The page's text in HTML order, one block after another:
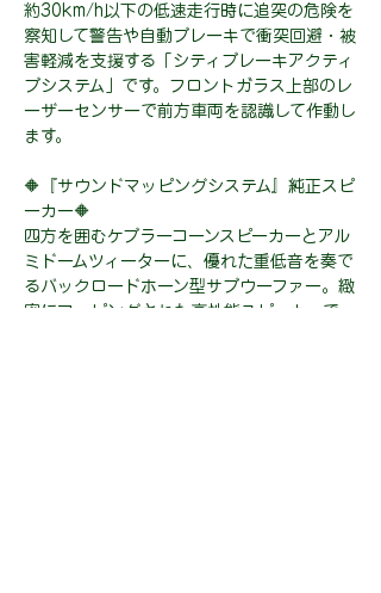
約30km/h以下の低速走行時に追突の危険を
察知して警告や自動ブレーキで衝突回避・被
害軽減を支援する「シティブレーキアクティ
ブシステム」です。フロントガラス上部のレ
ーザーセンサーで前方車両を認識して作動し
ます。
🔶『サウンドマッピングシステム』純正スピ
ーカー🔶
四方を囲むケブラーコーンスピーカーとアル
ミドームツィーターに、優れた重低音を奏で
るバックロードホーン型サブウーファー。緻
密にマッピングされた高性能スピーカーで